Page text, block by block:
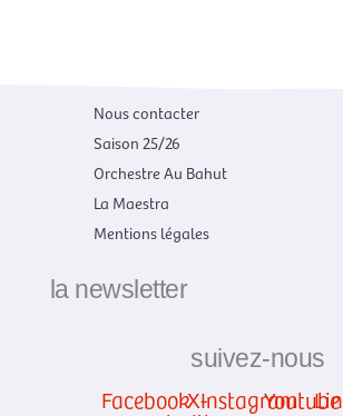
Nous contacter
Saison 25/26
Orchestre Au Bahut
La Maestra
Mentions légales
la newsletter
suivez-nous
FacebookX-InstagramYoutube